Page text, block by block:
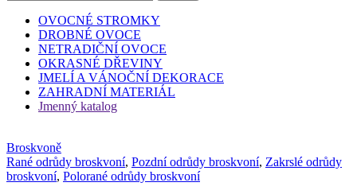
OVOCNÉ STROMKY
DROBNÉ OVOCE
NETRADIČNÍ OVOCE
OKRASNÉ DŘEVINY
JMELÍ A VÁNOČNÍ DEKORACE
ZAHRADNÍ MATERIÁL
Jmenný katalog
Broskvoně
Rané odrůdy broskvoní, Pozdní odrůdy broskvoní, Zakrslé odrůdy
broskvoní, Polorané odrůdy broskvoní